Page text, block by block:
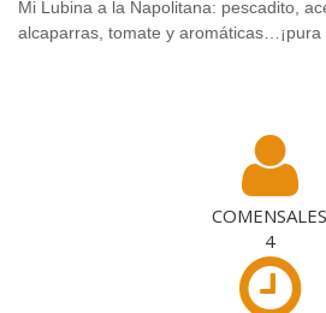
Mi Lubina a la Napolitana: pescadito,
alcaparras, tomate y aromáticas…¡pura
COMENSALES
4